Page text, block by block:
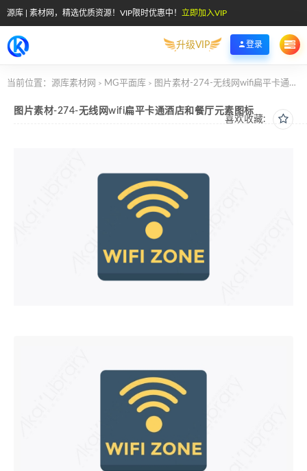
源库 | 素材网，精选优质资源！VIP限时优惠中！ 立即加入VIP
升级VIP 登录
当前位置： 源库素材网 > MG平面库 > 图片素材-274-无线网wifi扁平卡通酒店和餐厅元素图标
喜欢收藏:
图片素材-274-无线网wifi扁平卡通酒店和餐厅元素图标